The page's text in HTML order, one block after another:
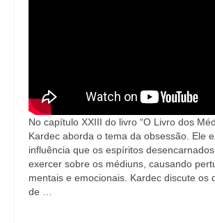
No capítulo XXIII do livro “O Livro dos
Kardec aborda o tema da obsessão. Ele
influência que os espíritos
exercer sobre os médiuns, causando
mentais e emocionais. Kardec discute os
de …